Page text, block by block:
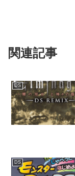
関連記事
DS
DS